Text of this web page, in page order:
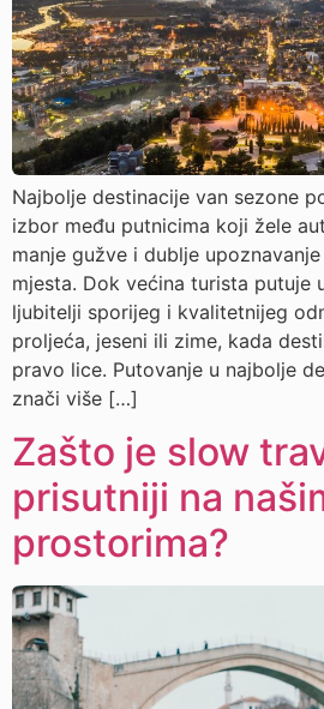
Najbolje destinacije van sezone
izbor među putnicima koji žele
manje gužve i dublje
mjesta. Dok većina turista putuje
ljubitelji sporijeg i kvalitetnijeg
proljeća, jeseni ili zime, kada
pravo lice. Putovanje u najbolje
znači više […]
Zašto je slow
prisutniji na
prostorima?